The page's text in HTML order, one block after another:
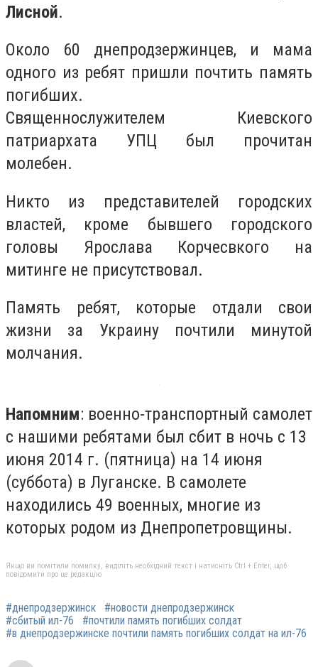
Лисной.
Около 60 днепродзержинцев, и мама
одного из ребят пришли почтить память
погибших.
Священнослужителем Киевского
патриархата УПЦ был прочитан
молебен.
Никто из представителей городских
властей, кроме бывшего городского
головы Ярослава Корчесвкого на
митинге не присутствовал.
Память ребят, которые отдали свои
жизни за Украину почтили минутой
молчания.
Напомним: военно-транспортный самолет
с нашими ребятами был сбит в ночь с 13
июня 2014 г. (пятница) на 14 июня
(суббота) в Луганске. В самолете
находились 49 военных, многие из
которых родом из Днепропетровщины.
Якщо ви помітили помилку, виділіть необхідний текст і натисніть Ctrl + Enter, щоб
повідомити про це редакцію
#днепродзержинск
#новости днепродзержинск
#сбитый ил-76
#почтили память погибших солдат
#в днепродзержинске почтили память погибших солдат на ил-76